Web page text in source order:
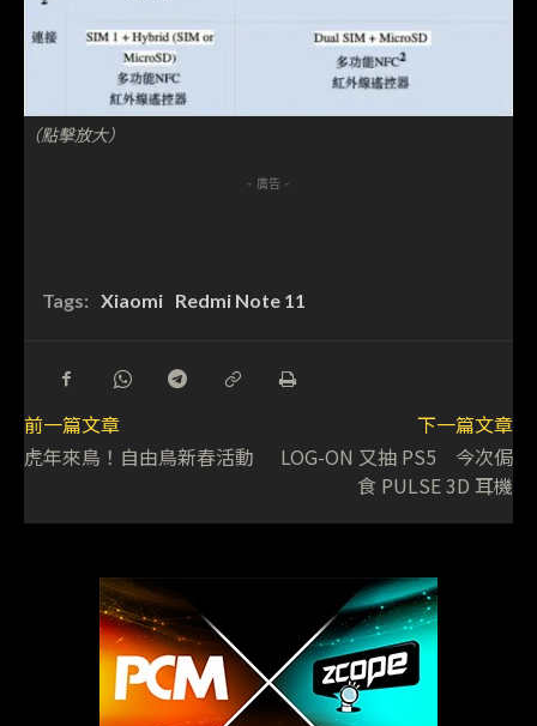
（點擊放大）
- 廣告 -
Tags: Xiaomi Redmi Note 11
前一篇文章
虎年來鳥！自由鳥新春活動
下一篇文章
LOG-ON 又抽 PS5 今次侷
食 PULSE 3D 耳機